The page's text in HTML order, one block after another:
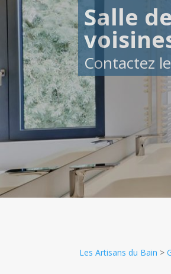
Salle
Contactez
Les Artisans du Bain >